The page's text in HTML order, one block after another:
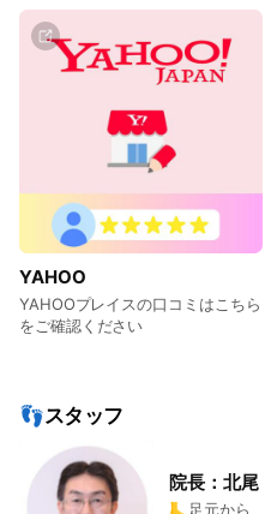
YAHOO
YAHOOプレイスの口コミはこちら
をご確認ください
👣スタッフ
院長：北
🦶足元から、